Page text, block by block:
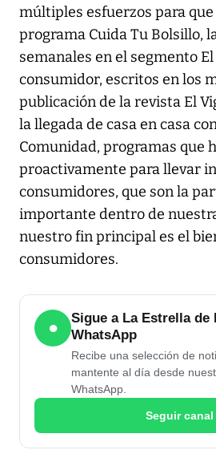
múltiples esfuerzos para que
programa Cuida Tu Bolsillo,
semanales en el segmento
consumidor, escritos en los
publicación de la revista El
la llegada de casa en casa
Comunidad, programas que
proactivamente para llevar
consumidores, que son la
importante dentro de
nuestro fin principal es el
consumidores.
●
Sigue a La Estrella de
WhatsApp
Recibe una selección de
mantente al día desde
WhatsApp.
Seguir canal